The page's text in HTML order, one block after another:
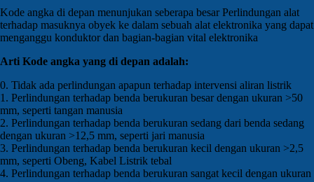
Kode angka di depan menunjukan seberapa besar Perlindungan alat
terhadap masuknya obyek ke dalam sebuah alat elektronika yang dapat
menganggu konduktor dan bagian-bagian vital elektronika
Arti Kode angka yang di depan adalah:
0. Tidak ada perlindungan apapun terhadap intervensi aliran listrik
1. Perlindungan terhadap benda berukuran besar dengan ukuran >50
mm, seperti tangan manusia
2. Perlindungan terhadap benda berukuran sedang dari benda sedang
dengan ukuran >12,5 mm, seperti jari manusia
3. Perlindungan terhadap benda berukuran kecil dengan ukuran >2,5
mm, seperti Obeng, Kabel Listrik tebal
4. Perlindungan terhadap benda berukuran sangat kecil dengan ukuran